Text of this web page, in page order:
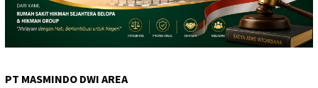
PT MASMINDO DWI AREA